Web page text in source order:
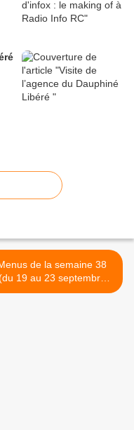
de la semaine 38
19 au 23 septembre
2022) >